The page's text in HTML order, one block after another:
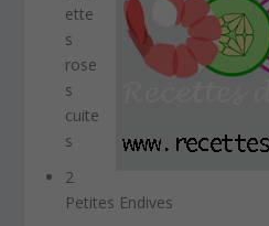
ette
s
rose
s
cuite
s
2
Petites Endives